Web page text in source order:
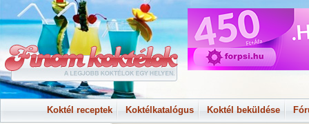
Koktél receptek Koktélkatalógus Koktél beküldése